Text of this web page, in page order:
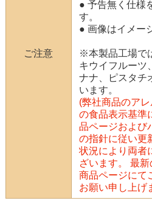
ご注意
● 予告無く仕様
す。
● 画像はイメー
※本製品工場で
キウイフルーツ
ナナ、ピスタチ
います。
(弊社商品のア
の食品表示基準
品ページおよび
の指針に従い更
状況により両者
ざいます。 最新
商品ページにて
お願い申し上げ